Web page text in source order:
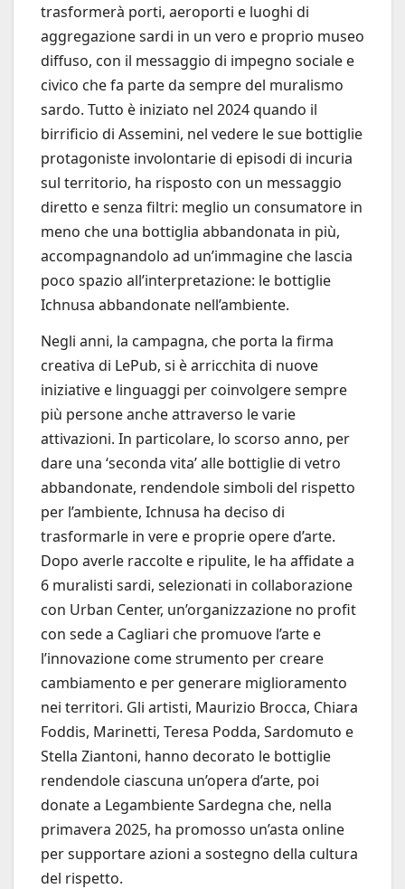
trasformerà porti, aeroporti e luoghi di
aggregazione sardi in un vero e proprio museo
diffuso, con il messaggio di impegno sociale e
civico che fa parte da sempre del muralismo
sardo. Tutto è iniziato nel 2024 quando il
birrificio di Assemini, nel vedere le sue bottiglie
protagoniste involontarie di episodi di incuria
sul territorio, ha risposto con un messaggio
diretto e senza filtri: meglio un consumatore in
meno che una bottiglia abbandonata in più,
accompagnandolo ad un’immagine che lascia
poco spazio all’interpretazione: le bottiglie
Ichnusa abbandonate nell’ambiente.
Negli anni, la campagna, che porta la firma
creativa di LePub, si è arricchita di nuove
iniziative e linguaggi per coinvolgere sempre
più persone anche attraverso le varie
attivazioni. In particolare, lo scorso anno, per
dare una ‘seconda vita’ alle bottiglie di vetro
abbandonate, rendendole simboli del rispetto
per l’ambiente, Ichnusa ha deciso di
trasformarle in vere e proprie opere d’arte.
Dopo averle raccolte e ripulite, le ha affidate a
6 muralisti sardi, selezionati in collaborazione
con Urban Center, un’organizzazione no profit
con sede a Cagliari che promuove l’arte e
l’innovazione come strumento per creare
cambiamento e per generare miglioramento
nei territori. Gli artisti, Maurizio Brocca, Chiara
Foddis, Marinetti, Teresa Podda, Sardomuto e
Stella Ziantoni, hanno decorato le bottiglie
rendendole ciascuna un’opera d’arte, poi
donate a Legambiente Sardegna che, nella
primavera 2025, ha promosso un’asta online
per supportare azioni a sostegno della cultura
del rispetto.